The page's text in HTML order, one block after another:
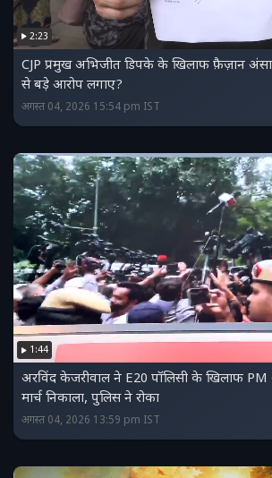
2:23
CJP प्रमुख अभिजीत डिपके के खिलाफ फ़ैज़ान
से बड़े आरोप लगाए?
अगस्त 04, 2026 15:54 pm IST
1:44
अरविंद केजरीवाल ने E20 पॉलिसी के खिलाफ
मार्च निकाला, पुलिस ने रोका
अगस्त 04, 2026 13:59 pm IST